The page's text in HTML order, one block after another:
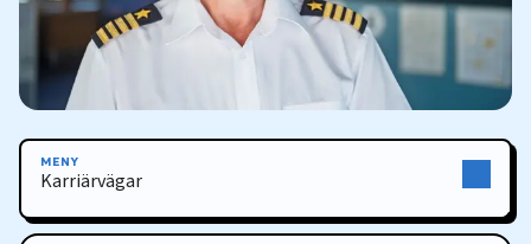
MENY
Karriärvägar
Karriärvägar